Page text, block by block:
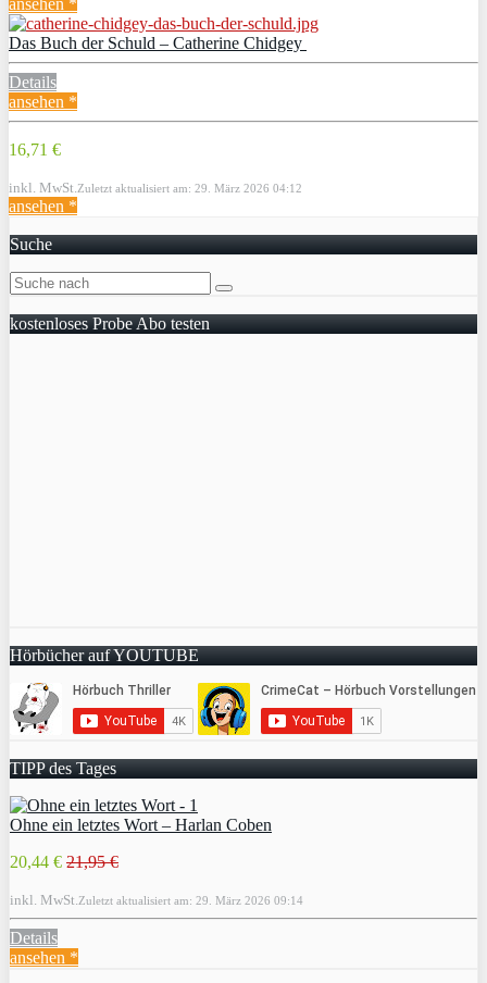
Das Buch der Schuld – Catherine Chidgey
Details
ansehen *
16,71 €
inkl. MwSt. Zuletzt aktualisiert am: 29. März 2026 04:12
ansehen *
Suche
kostenloses Probe Abo testen
Hörbücher auf YOUTUBE
TIPP des Tages
Ohne ein letztes Wort – Harlan Coben
20,44 € 21,95 €
inkl. MwSt. Zuletzt aktualisiert am: 29. März 2026 09:14
Details
ansehen *